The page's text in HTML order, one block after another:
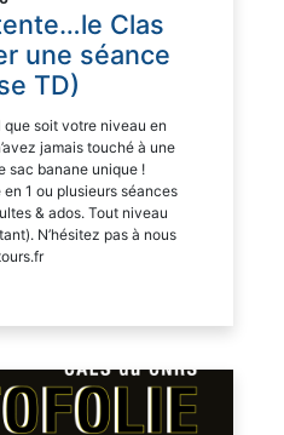
Clas
une séance
TD)
soit votre niveau en
jamais touché à une
sac banane unique !
1 ou plusieurs séances
& ados. Tout niveau
N’hésitez pas à nous